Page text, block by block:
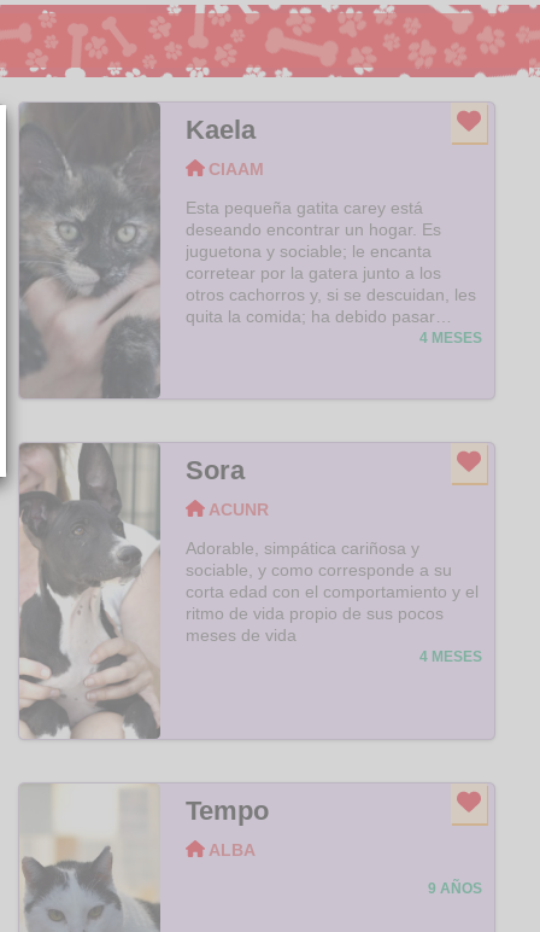
Kaela
CIAAM
Esta pequeña gatita carey está
deseando encontrar un hogar. Es
juguetona y sociable; le encanta
corretear por la gatera junto a los
otros cachorros y, si se descuidan, les
quita la comida; ha debido pasar
mucha hambre! Espera que aparezca
4 MESES
Sora
ACUNR
Adorable, simpática cariñosa y
sociable, y como corresponde a su
corta edad con el comportamiento y el
ritmo de vida propio de sus pocos
meses de vida
4 MESES
Tempo
ALBA
9 AÑOS